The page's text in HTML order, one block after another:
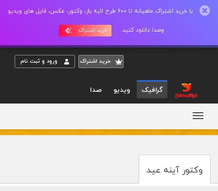
با خرید اشتراک ماهیانه تا 600 طرح لایه باز، وکتور، عکس، فایل های ویدیو
وصدا دانلود کنید. خرید اشتراک
خريد اشتراک ورود و ثبت نام
گرافیک ویدیو صدا
وکتور آینه عید